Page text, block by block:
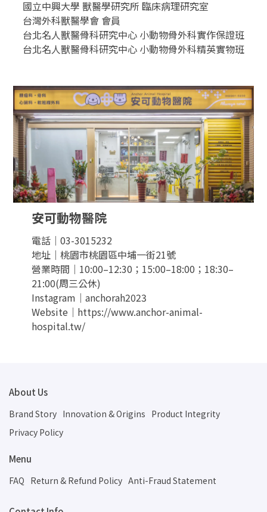
國立中興大學 獸醫學研究所 臨床病理研究室
台灣外科獸醫學會 會員
台北名人獸醫骨科研究中心 小動物骨外科實作保證班
台北名人獸醫骨科研究中心 小動物骨外科精英實物班
安可動物醫院
電話｜03-3015232
地址｜桃園市桃園區中埔一街21號
營業時間｜10:00–12:30；15:00–18:00；18:30–
21:00(周三公休)
Instagram｜anchorah2023
Website｜https://www.anchor-animal-
hospital.tw/
About Us
Brand Story Innovation & Origins Product Integrity
Privacy Policy
Menu
FAQ Return & Refund Policy Anti-Fraud Statement